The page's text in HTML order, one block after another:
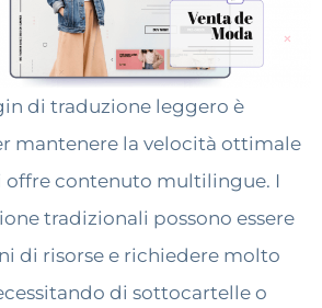
di traduzione leggero è
mantenere la velocità ottimale
offre contenuto multilingue. I
tradizionali possono essere
di risorse e richiedere molto
di sottocartelle o